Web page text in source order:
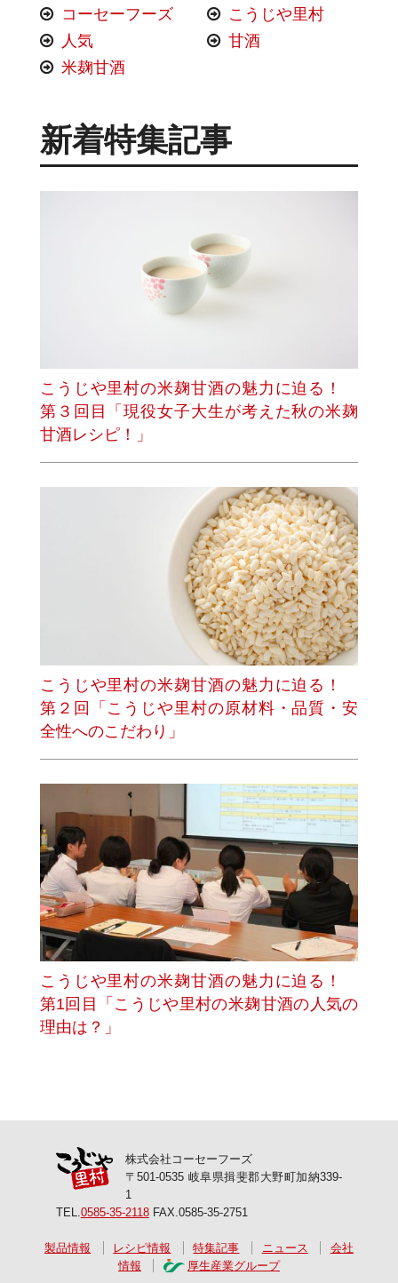
コーセーフーズ
こうじや里村
人気
甘酒
米麹甘酒
新着特集記事
こうじや里村の米麹甘酒の魅力に迫る！
第３回目「現役女子大生が考えた秋の米麹
甘酒レシピ！」
こうじや里村の米麹甘酒の魅力に迫る！
第２回「こうじや里村の原材料・品質・安
全性へのこだわり」
こうじや里村の米麹甘酒の魅力に迫る！
第1回目「こうじや里村の米麹甘酒の人気の
理由は？」
株式会社コーセーフーズ
〒501-0535 岐阜県揖斐郡大野町加納339-
1
TEL. 0585-35-2118FAX.0585-35-2751
製品情報 レシピ情報 特集記事 ニュース
会社
情報
厚生産業グループ